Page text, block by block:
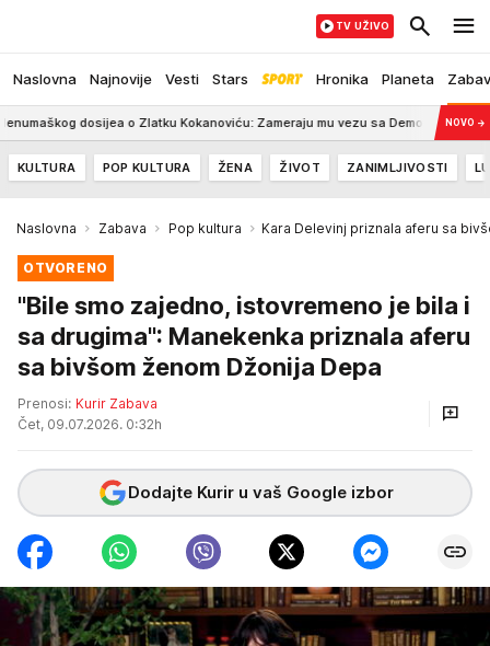
Naslovna Najnovije Vesti Stars Hronika Planeta
TV UŽIVO
dosijea o Zlatku Kokanoviću: Zameraju mu vezu sa Demokratskom strankom
NOVO →
KULTURA POP KULTURA ŽENA ŽIVOT ZANIMLJIVOSTI
Naslovna Zabava Pop kultura Kara Delevinj priznala aferu sa
OTVORENO
"Bile smo zajedno, istovremeno je bila i
sa drugima": Manekenka priznala aferu
sa bivšom ženom Džonija Depa
Prenosi: Kurir Zabava
Čet, 09.07.2026. 0:32h
Dodajte Kurir u vaš Google izbor